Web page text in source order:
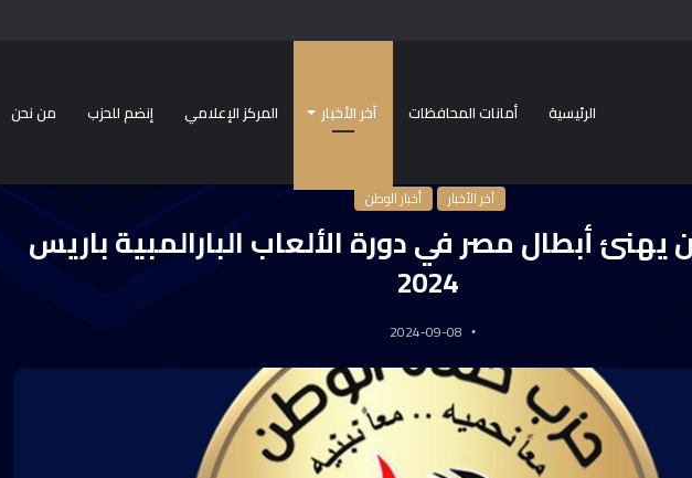
الرئيسية أمانات المحافظات آخر الأخبار المركز الإعلامي إنضم للحزب من نحن
آخر الأخبار أخبار الوطن
يهنئ أبطال مصر في دورة الألعاب البارالمبية باريس
2024
2024-09-08